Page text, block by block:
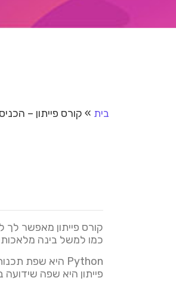
בית » קורס פייתון –
קורס פייתון מאפשר לך
כמו למשל בינה
פייתון היא שפה